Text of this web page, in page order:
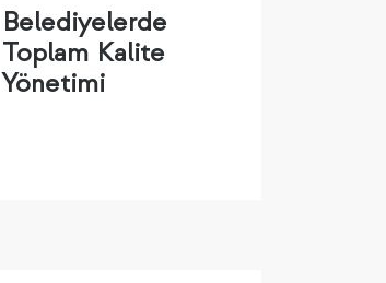
Belediyelerde
Toplam Kalite
Yönetimi